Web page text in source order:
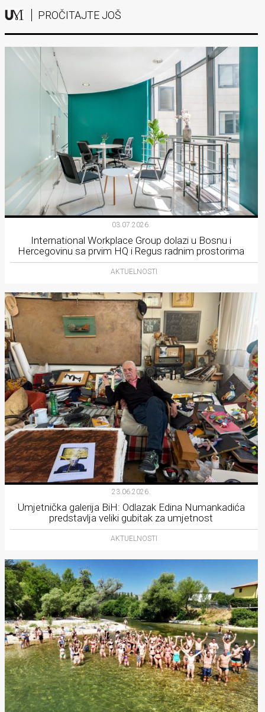
PROČITAJTE JOŠ
03.07.2026.
International Workplace Group dolazi u Bosnu i
Hercegovinu sa prvim HQ i Regus radnim prostorima
AKTUELNOSTI
23.06.2026.
Umjetnička galerija BiH: Odlazak Edina Numankadića
predstavlja veliki gubitak za umjetnost
AKTUELNOSTI